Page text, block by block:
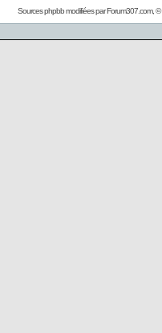
Sources phpbb modifiées parForum307.com, ©